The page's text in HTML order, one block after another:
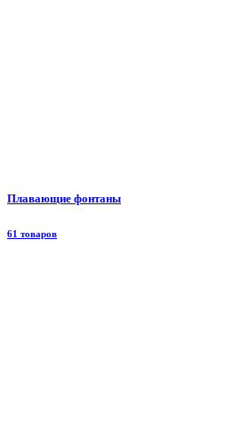
Плавающие фонтаны
61 товаров